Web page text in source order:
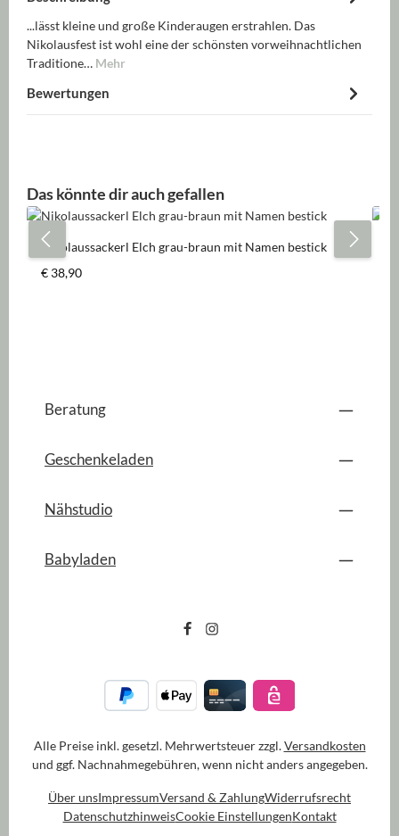
...lässt kleine und große Kinderaugen erstrahlen. Das
Nikolausfest ist wohl eine der schönsten vorweihnachtlichen
Traditione… Mehr
Bewertungen
Produktgalerie überspringen
Das könnte dir auch gefallen
Nikolaussackerl Elch grau-braun mit Namen bestick
Regulärer Preis:
€ 38,90
Beratung
Geschenkeladen
Nähstudio
Babyladen
Alle Preise inkl. gesetzl. Mehrwertsteuer zzgl.Versandkosten
und ggf. Nachnahmegebühren, wenn nicht anders angegeben.
Über unsImpressumVersand & ZahlungWiderrufsrecht
DatenschutzhinweisCookie EinstellungenKontakt